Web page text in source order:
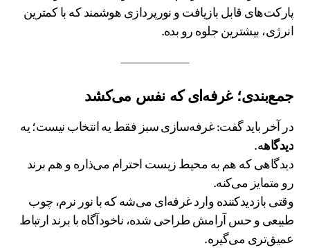
پارکت‌های قابل بازیافت و نورپردازی هوشمند که با کمترین
انرژی، بیشترین جلوه رو بده.
جمع‌بندی؛ غرفه‌ای که نفس می‌کشد
در آخر باید گفت: غرفه‌سازی سبز فقط یه انتخاب نیست؛ یه
دیدگاهه.
دیدگاهی که هم به محیط زیست احترام می‌ذاره و هم برند
رو متمایز می‌کنه.
وقتی بازدیدکننده وارد غرفه‌ای می‌شه که با نور نرم، چوب
طبیعی و حس آرامش طراحی شده، ناخودآگاه با برند ارتباط
عمیق‌تری می‌گیره.